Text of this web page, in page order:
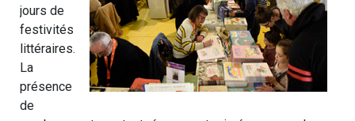
jours de
festivités
littéraires.
La
présence
de